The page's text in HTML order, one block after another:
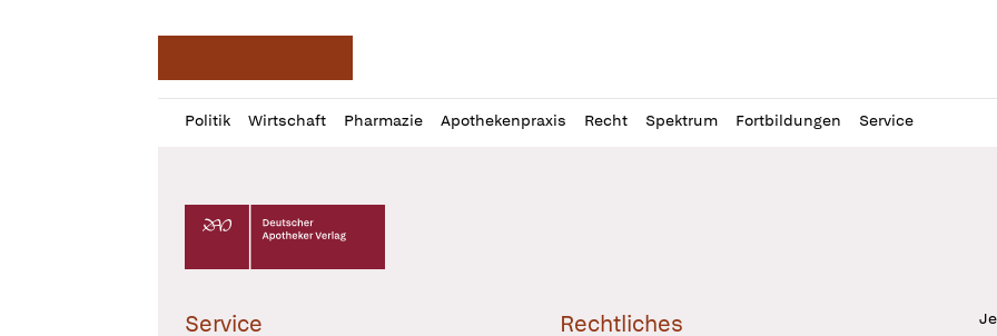
Politik Wirtschaft Pharmazie Apothekenpraxis Recht Spektrum Fortbildungen Service
Profil
öffnen
Daz
Pur
Deutscher Apotheker Verlag Logo
Service Rechtliches